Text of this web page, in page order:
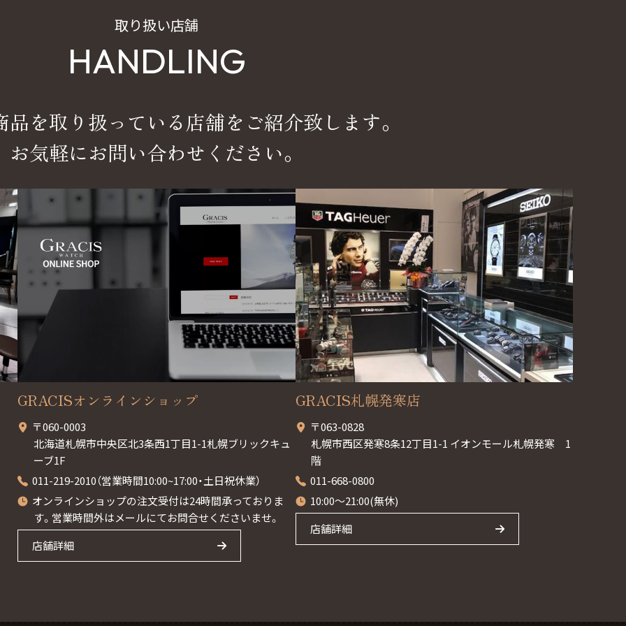
取り扱い店舗
HANDLING
を取り扱っている店舗をご紹介致します。
お気軽にお問い合わせください。
GRACISオンラインショップ
〒060-0003
北海道札幌市中央区北3条西1丁目1-1札幌ブリックキュ
ーブ1F
011-219-2010（営業時間10:00~17:00・土日祝休業）
オンラインショップの注文受付は24時間承っておりま
す。営業時間外はメールにてお問合せくださいませ。
店舗詳細
GRACIS札幌発寒店
〒063-0828
札幌市西区発寒8条12丁目1-1 イオンモール札幌発寒 1
階
011-668-0800
10:00～21:00(無休)
店舗詳細